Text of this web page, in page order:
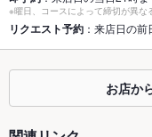
座敷
なし ：店内
あり ：店内
人数に応じ
カウンター
※曜日、コースによって締切が異な
リクエスト予約 ：来店日の
お店か